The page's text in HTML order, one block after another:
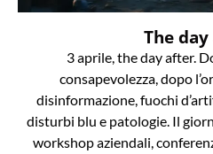
The
3 aprile, the day after.
consapevolezza, dopo
disinformazione, fuochi
disturbi blu e patologie. Il
workshop aziendali,